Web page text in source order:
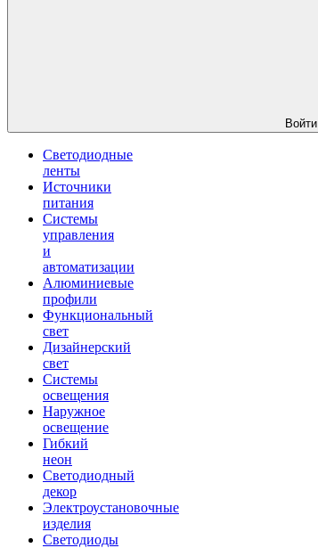
Войти
Светодиодные
ленты
Источники
питания
Системы
управления
и
автоматизации
Алюминиевые
профили
Функциональный
свет
Дизайнерский
свет
Системы
освещения
Наружное
освещение
Гибкий
неон
Светодиодный
декор
Электроустановочные
изделия
Светодиоды